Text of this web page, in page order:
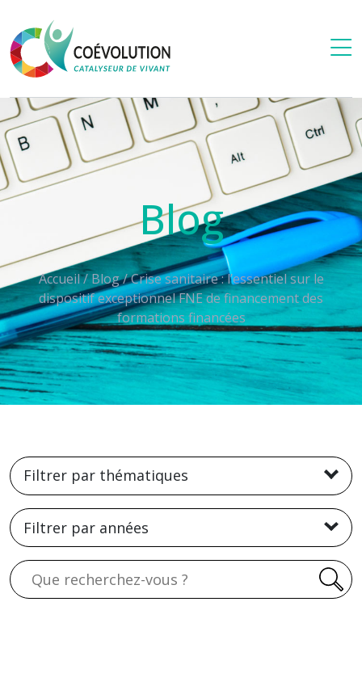
Blog
Accueil/Blog/Crise sanitaire : l’essentiel sur le
dispositif exceptionnel FNE de financement des
formations financées
Filtrer par thématiques
Filtrer par années